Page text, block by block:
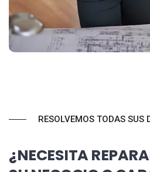
RESOLVEMOS TODAS SUS
¿NECESITA